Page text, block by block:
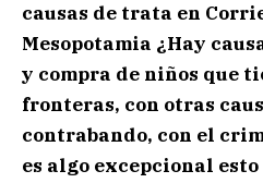
causas de trata en
Mesopotamia ¿Hay
y compra de niños que
fronteras, con otras
contrabando, con el
es algo excepcional esto